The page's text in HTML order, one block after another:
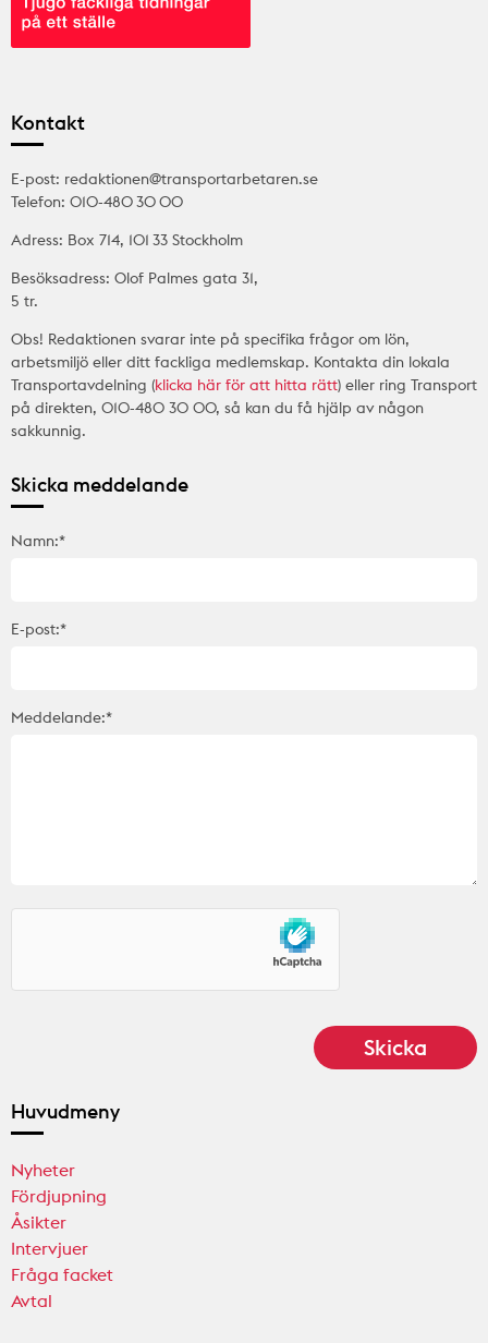
Kontakt
E-post: redaktionen@transportarbetaren.se
Telefon: 010-480 30 00
Adress: Box 714, 101 33 Stockholm
Besöksadress: Olof Palmes gata 31,
5 tr.
Obs! Redaktionen svarar inte på specifika frågor om lön,
arbetsmiljö eller ditt fackliga medlemskap. Kontakta din lokala
Transportavdelning (klicka här för att hitta rätt) eller ring Transport
på direkten, 010-480 30 00, så kan du få hjälp av någon
sakkunnig.
Skicka meddelande
Namn:*
E-post:*
Meddelande:*
Huvudmeny
Nyheter
Fördjupning
Åsikter
Intervjuer
Fråga facket
Avtal